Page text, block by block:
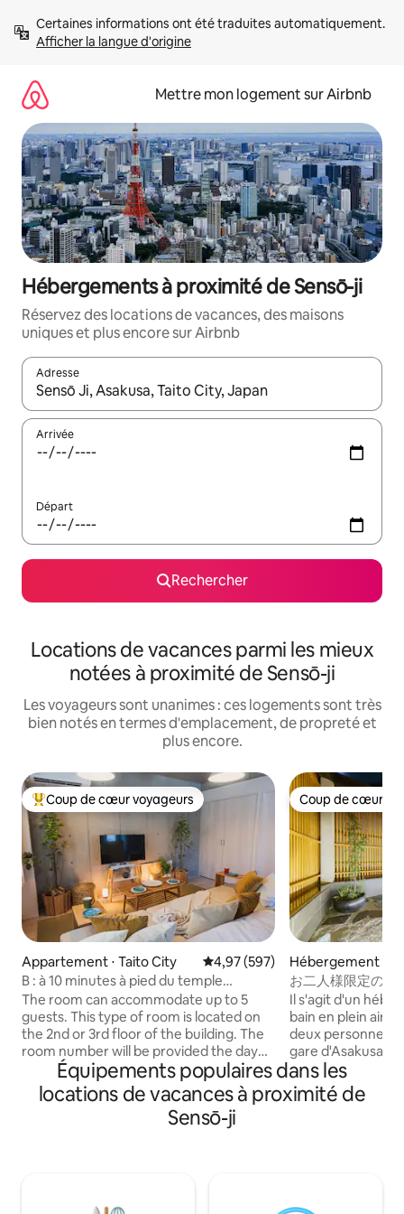
directement
Afficher la langue d'origine
Mettre mon logement sur Airbnb
Hébergements à proximité de Sensō-ji
Réservez des locations de vacances, des maisons
uniques et plus encore sur Airbnb
Adresse
Lorsque les résultats s'affichent, utilisez les flèches vers le
Arrivée
Départ
Rechercher
Locations de vacances parmi les mieux
notées à proximité de Sensō-ji
Les voyageurs sont unanimes : ces logements sont très
bien notés en termes d'emplacement, de propreté et
plus encore.
Coups de cœur voyageurs les plus appréciés
Coup de cœur voyageurs
Appartement ⋅ Taito City Évaluation moyenne sur la
4,97 (597)
B : à 10 minutes à pied du temple
d'Asakusa ; un hébergement où vous
voyagerez comme si vous étiez en
famille ; BLA : au 2e ou au 3e étage ; 2 lits
doubles...
The room can accommodate up to 5
guests. This type of room is located on
the 2nd or 3rd floor of the building. The
room number will be provided the day
before your stay. ◆ 41㎡ Apartment: 1
Living Room, 2 Bedrooms, 1 Bathroom.
This apartment features one living room
that doubles as a bedroom, a separate
great for both short- and long-term
Coup de cœur
Coup de cœur
Hébergement ⋅
お二人様限定の露
和風のラグジュア
上野観光拠点 ｜
Il s'agit d'un
bain en plein air
deux personnes,
gare d'Asakusa. Il y a un salon au premier
étage et un bain
étage avec une
une terrasse directe. Il est
des magasins
Équipements populaires dans les
locations de vacances à proximité de
Sensō-ji